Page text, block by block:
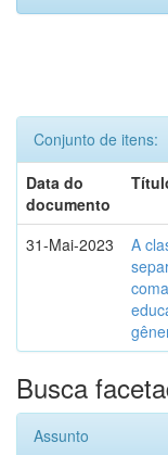
Conjunto de itens:
Data do
documento
31-Mai-2023
A
Busca
Assunto